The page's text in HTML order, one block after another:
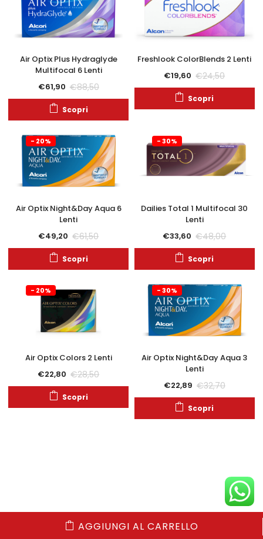
AGGIUNGI AL CARRELLO
Air Optix Plus Hydraglyde
Multifocal 6 Lenti
€61,90 €88,50
Scopri
Freshlook ColorBlends 2 Lenti
€19,60 €24,50
Scopri
- 20%
Air Optix Night&Day Aqua 6
Lenti
€49,20 €61,50
Scopri
- 30%
Dailies Total 1 Multifocal 30
Lenti
€33,60 €48,00
Scopri
- 20%
Air Optix Colors 2 Lenti
€22,80 €28,50
Scopri
- 30%
Air Optix Night&Day Aqua 3
Lenti
€22,89 €32,70
Scopri